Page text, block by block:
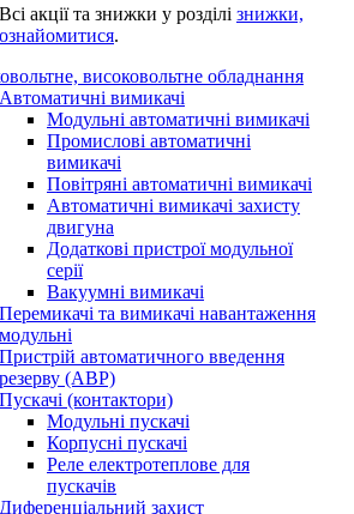
Всі акції та знижки у розділі знижки,
ознайомитися.
високовольтне обладнання
Автоматичні вимикачі
Модульні автоматичні вимикачі
Промислові автоматичні
вимикачі
Повітряні автоматичні вимикачі
Автоматичні вимикачі захисту
двигуна
Додаткові пристрої модульної
серії
Вакуумні вимикачі
Перемикачі та вимикачі навантаження
модульні
Пристрій автоматичного введення
резерву (АВР)
Пускачі (контактори)
Модульні пускачі
Корпусні пускачі
Реле електротеплове для
пускачів
Диференціальний захист